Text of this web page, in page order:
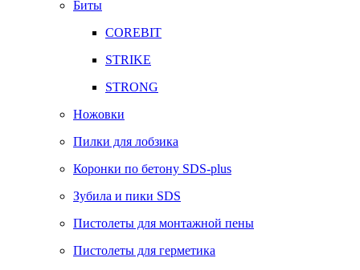
Биты
COREBIT
STRIKE
STRONG
Ножовки
Пилки для лобзика
Коронки по бетону SDS-plus
Зубила и пики SDS
Пистолеты для монтажной пены
Пистолеты для герметика